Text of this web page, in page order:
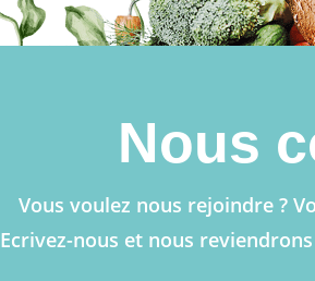
Nous
Vous voulez nous rejoindre ?
Ecrivez-nous et nous